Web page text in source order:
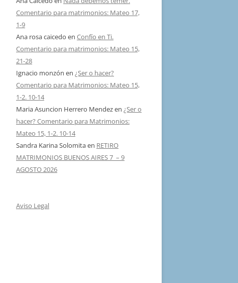
Comentario para matrimonios: Mateo 17,
1-9
Ana rosa caicedo en Confío en Ti.
Comentario para matrimonios: Mateo 15,
21-28
Ignacio monzón en ¿Ser o hacer?
Comentario para Matrimonios: Mateo 15,
1-2. 10-14
Maria Asuncion Herrero Mendezen ¿Ser o
hacer? Comentario para Matrimonios:
Mateo 15, 1-2. 10-14
Sandra Karina Solomitaen RETIRO
MATRIMONIOS BUENOS AIRES 7 – 9
AGOSTO 2026
Aviso Legal